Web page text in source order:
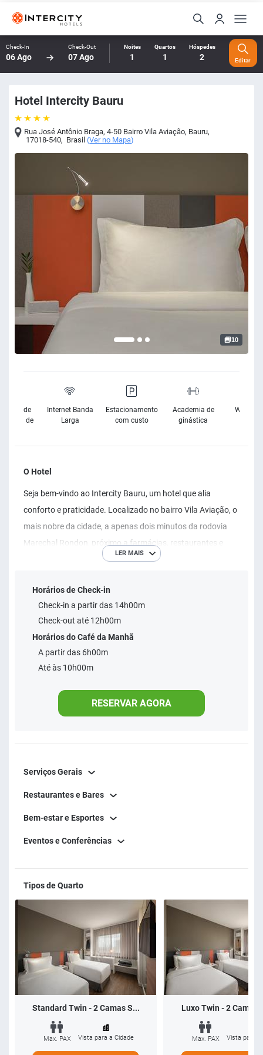
Check-In
06 Ago
Check-Out
07 Ago
Noites
1
Quartos
1
Hóspedes
2 Editar
Hotel Intercity Bauru
Rua José Antônio Braga, 4-50 Bairro Vila Aviação, Bauru,
17018-540, Brasil (Ver no Mapa)
10
de
Internet Banda
Larga
Estacionamento
com custo
Academia de
ginástica
Wifi
O Hotel
Seja bem-vindo ao Intercity Bauru, um hotel que alia
conforto e praticidade. Localizado no bairro Vila Aviação, o
mais nobre da cidade, a apenas dois minutos da rodovia
Marechal Rondon, próximo a farmácias, restaurantes e
bares para o seu happy hour. Além disso, conta com fácil e
Se sobrar um tempinho na agenda aproveite para visitar o
Bauru Shopping, localizado a poucos minutos do nosso
hotel em Bauru. Quer saber mais? Explore nossos serviços
e sinta-se bem com a Intercity Hotels.
LER MAIS
Horários de Check-in
Check-in a partir das 14h00m
Check-out até 12h00m
Horários do Café da Manhã
A partir das 6h00m
Até às 10h00m
RESERVAR AGORA
Serviços Gerais
Restaurantes e Bares
Bem-estar e Esportes
Eventos e Conferências
Tipos de Quarto
Standard Twin - 2 Camas S...
Max. PAX Vista para a Cidade
Luxo Twin - 2 Camas
Max. PAX Vista para a